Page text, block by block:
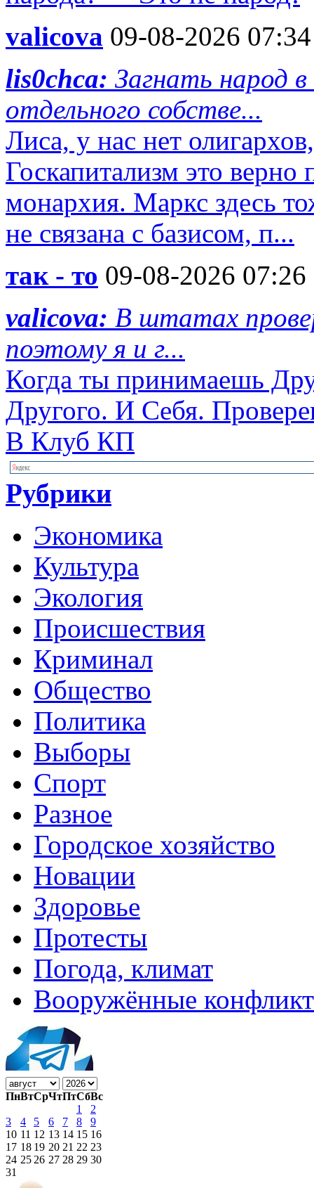
valicova 09-08-2026 07:34
lis0chca: Загнать народ в
отдельного собстве...
Лиса, у нас нет
Госкапитализм это
монархия. Маркс здесь
не связана с базисом, п...
так - то 09-08-2026 07:26
valicova: В штатах
поэтому я и г...
Когда ты принимаешь
Другого. И Себя.
В Клуб КП
Рубрики
Экономика
Культура
Экология
Происшествия
Криминал
Общество
Политика
Выборы
Спорт
Разное
Городское хозяйство
Новации
Здоровье
Протесты
Погода, климат
Вооружённые
ПнВтСрЧтПтСбВс
1
2
3
4 5 6 7 8
9
10 11 12 13 14 15 16
17 18 19 20 21 22 23
24 25 26 27 28 29 30
31